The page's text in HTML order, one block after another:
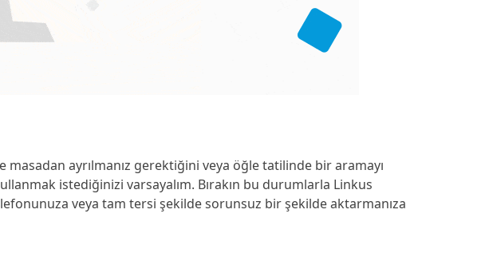
ayrılmanız gerektiğini veya öğle tatilinde bir aramayı
istediğinizi varsayalım. Bırakın bu durumlarla Linkus
veya tam tersi şekilde sorunsuz bir şekilde aktarmanıza